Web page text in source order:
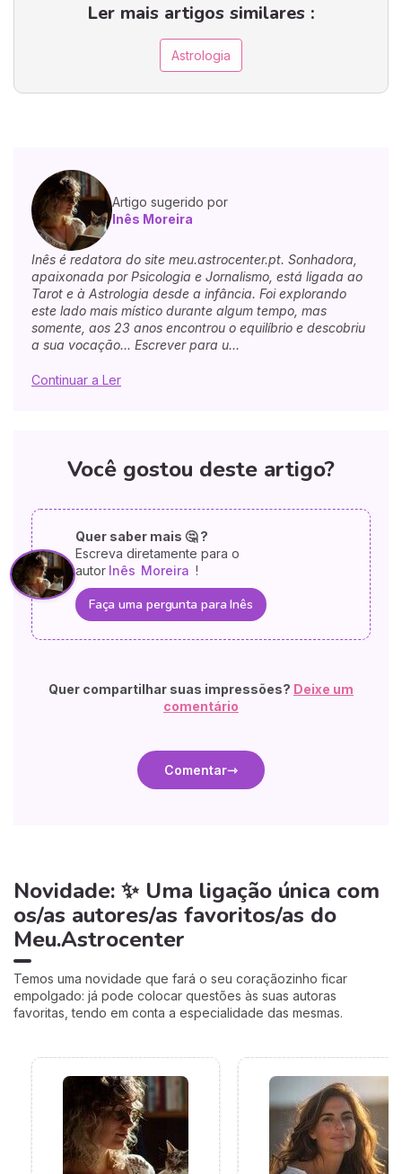
Ler mais artigos similares :
Astrologia
Artigo sugerido por
Inês Moreira
Inês é redatora do site meu.astrocenter.pt. Sonhadora,
apaixonada por Psicologia e Jornalismo, está ligada ao
Tarot e à Astrologia desde a infância. Foi explorando
este lado mais místico durante algum tempo, mas
somente, aos 23 anos encontrou o equilíbrio e descobriu
a sua vocação... Escrever para u...
Continuar a Ler
Você gostou deste artigo?
Quer saber mais 🤔 ?
Escreva diretamente para o
autor Inês Moreira !
Faça uma pergunta para Inês
Quer compartilhar suas impressões? Deixe um
comentário
Comentar
Novidade: ✨ Uma ligação única com
os/as autores/as favoritos/as do
Meu.Astrocenter
Temos uma novidade que fará o seu coraçãozinho ficar
empolgado: já pode colocar questões às suas autoras
favoritas, tendo em conta a especialidade das mesmas.